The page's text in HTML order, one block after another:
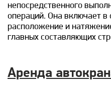
непосредственного
операций. Она включает в
расположение и
главных составляющих
Аренда